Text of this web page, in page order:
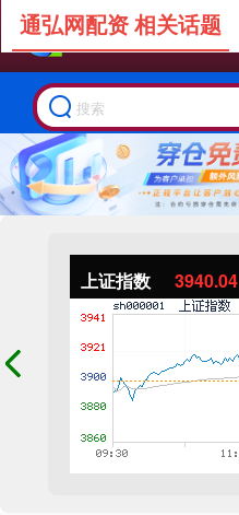
上证指数 3940.04
通弘网配资 相关话题